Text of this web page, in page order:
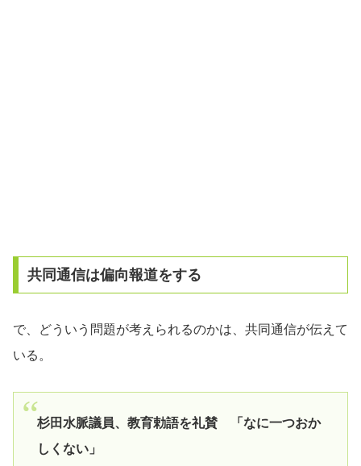
共同通信は偏向報道をする
で、どういう問題が考えられるのかは、共同通信が伝えて
いる。
杉田水脈議員、教育勅語を礼賛 「なに一つおか
しくない」